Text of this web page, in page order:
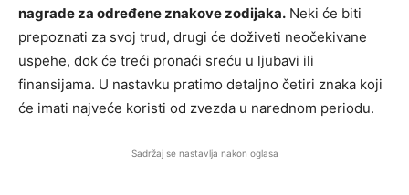
nagrade za određene znakove zodijaka. Neki će biti
prepoznati za svoj trud, drugi će doživeti neočekivane
uspehe, dok će treći pronaći sreću u ljubavi ili
finansijama. U nastavku pratimo detaljno četiri znaka koji
će imati najveće koristi od zvezda u narednom periodu.
Sadržaj se nastavlja nakon oglasa